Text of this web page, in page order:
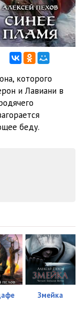
24:40
25:11
32:33
36:40
34:00
23:43
29:27
которого
и Лавиани в
беду.
Змейка